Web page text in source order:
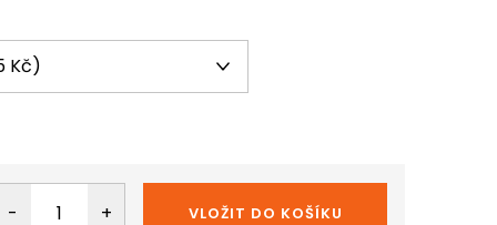
VLOŽIT DO KOŠÍKU